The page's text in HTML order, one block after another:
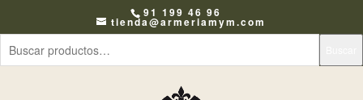
91 199 46 96
tienda@armeriamym.com